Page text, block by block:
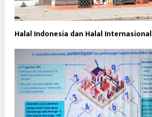
Halal Indonesia dan Halal Internasional